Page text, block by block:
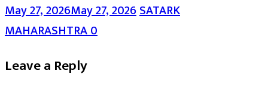
May 27, 2026May 27, 2026SATARK
MAHARASHTRA0
Leave a Reply